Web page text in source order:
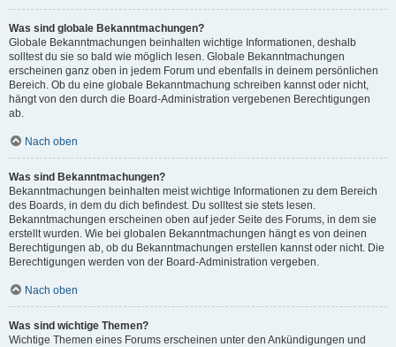
Was sind globale Bekanntmachungen?
Globale Bekanntmachungen beinhalten wichtige Informationen, deshalb
solltest du sie so bald wie möglich lesen. Globale Bekanntmachungen
erscheinen ganz oben in jedem Forum und ebenfalls in deinem persönlichen
Bereich. Ob du eine globale Bekanntmachung schreiben kannst oder nicht,
hängt von den durch die Board-Administration vergebenen Berechtigungen
ab.
Nach oben
Was sind Bekanntmachungen?
Bekanntmachungen beinhalten meist wichtige Informationen zu dem Bereich
des Boards, in dem du dich befindest. Du solltest sie stets lesen.
Bekanntmachungen erscheinen oben auf jeder Seite des Forums, in dem sie
erstellt wurden. Wie bei globalen Bekanntmachungen hängt es von deinen
Berechtigungen ab, ob du Bekanntmachungen erstellen kannst oder nicht. Die
Berechtigungen werden von der Board-Administration vergeben.
Nach oben
Was sind wichtige Themen?
Wichtige Themen eines Forums erscheinen unter den Ankündigungen und